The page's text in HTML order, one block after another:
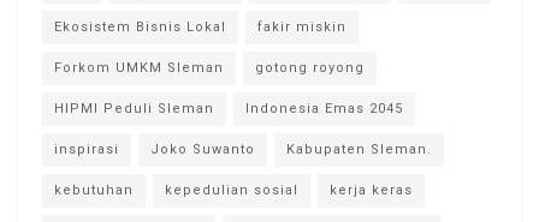
Ekosistem Bisnis Lokal fakir miskin
Forkom UMKM Sleman gotong royong
HIPMI Peduli Sleman Indonesia Emas 2045
inspirasi Joko Suwanto Kabupaten Sleman.
kebutuhan kepedulian sosial kerja keras